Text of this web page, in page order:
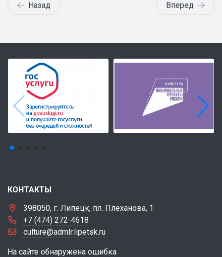
Назад Вперед
КОНТАКТЫ
398050, г. Липецк, пл. Плеханова, 1
+7 (474) 272-4618
culture@admlr.lipetsk.ru
На сайте обнаружена ошибка